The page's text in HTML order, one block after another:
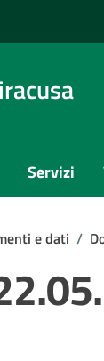
Servizi
e dati /